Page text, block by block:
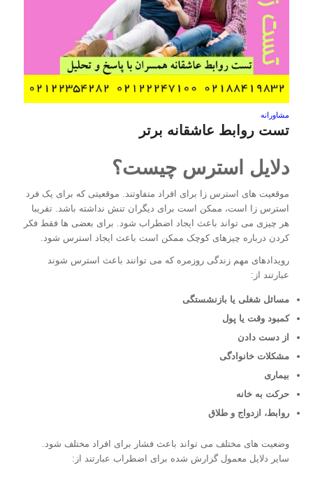
مشاورانه
تست روابط عاشقانه برتر
دلایل استرس چیست؟
موقعیت های استرس زا برای افراد متفاوتند. موقعیتی که برای یک فرد
استرس زا است، ممکن است برای دیگران تنش نداشته باشد. تقریبا
هر چیزی می تواند باعث ایجاد اضطراب شود. برای بعضی ها فقط فکر
کردن درباره چیزهای کوچک ممکن است باعث ایجاد استرس شود.
رویدادهای مهم زندگی روزمره که می توانند باعث استرس شوند
عبارتند از:
مسائل شغلی یا بازنشستگی
کمبود وقت یا پول
از دست دادن
مشکلات خانوادگی
بیماری
حرکت به خانه
روابط، ازدواج و طلاق
وضعیت های مختلف می تواند باعث فشار برای افراد مختلف شود.
سایر دلایل معمول گزارش شده برای اضطراب عبارتند از: